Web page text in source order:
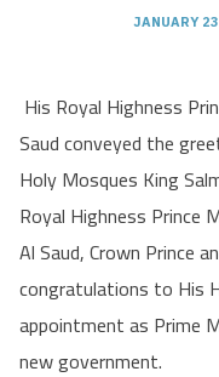
JANUARY
Saud conveyed the
Holy Mosques King
Royal Highness Prince
Al Saud, Crown Prince
congratulations to His
appointment as Prime
new government.